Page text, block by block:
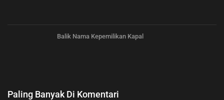
Balik Nama Kepemilikan Kapal
Paling Banyak Di Komentari